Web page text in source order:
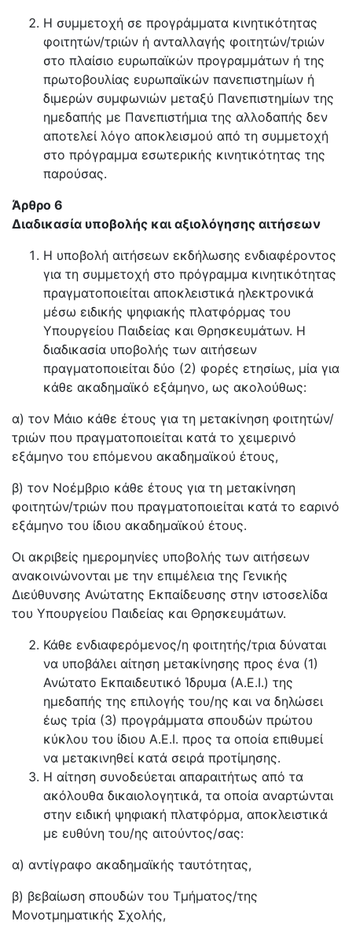
Η συμμετοχή σε προγράμματα κινητικότητας
φοιτητών/τριών ή ανταλλαγής φοιτητών/τριών
στο πλαίσιο ευρωπαϊκών προγραμμάτων ή της
πρωτοβουλίας ευρωπαϊκών πανεπιστημίων ή
διμερών συμφωνιών μεταξύ Πανεπιστημίων της
ημεδαπής με Πανεπιστήμια της αλλοδαπής δεν
αποτελεί λόγο αποκλεισμού από τη συμμετοχή
στο πρόγραμμα εσωτερικής κινητικότητας της
παρούσας.
Άρθρο 6
Διαδικασία υποβολής και αξιολόγησης αιτήσεων
Η υποβολή αιτήσεων εκδήλωσης ενδιαφέροντος
για τη συμμετοχή στο πρόγραμμα κινητικότητας
πραγματοποιείται αποκλειστικά ηλεκτρονικά
μέσω ειδικής ψηφιακής πλατφόρμας του
Υπουργείου Παιδείας και Θρησκευμάτων. Η
διαδικασία υποβολής των αιτήσεων
πραγματοποιείται δύο (2) φορές ετησίως, μία για
κάθε ακαδημαϊκό εξάμηνο, ως ακολούθως:
α) τον Μάιο κάθε έτους για τη μετακίνηση φοιτητών/
τριών που πραγματοποιείται κατά το χειμερινό
εξάμηνο του επόμενου ακαδημαϊκού έτους,
β) τον Νοέμβριο κάθε έτους για τη μετακίνηση
φοιτητών/τριών που πραγματοποιείται κατά το εαρινό
εξάμηνο του ίδιου ακαδημαϊκού έτους.
Οι ακριβείς ημερομηνίες υποβολής των αιτήσεων
ανακοινώνονται με την επιμέλεια της Γενικής
Διεύθυνσης Ανώτατης Εκπαίδευσης στην ιστοσελίδα
του Υπουργείου Παιδείας και Θρησκευμάτων.
Κάθε ενδιαφερόμενος/η φοιτητής/τρια δύναται
να υποβάλει αίτηση μετακίνησης προς ένα (1)
Ανώτατο Εκπαιδευτικό Ίδρυμα (Α.Ε.Ι.) της
ημεδαπής της επιλογής του/ης και να δηλώσει
έως τρία (3) προγράμματα σπουδών πρώτου
κύκλου του ίδιου Α.Ε.Ι. προς τα οποία επιθυμεί
να μετακινηθεί κατά σειρά προτίμησης.
Η αίτηση συνοδεύεται απαραιτήτως από τα
ακόλουθα δικαιολογητικά, τα οποία αναρτώνται
στην ειδική ψηφιακή πλατφόρμα, αποκλειστικά
με ευθύνη του/ης αιτούντος/σας:
α) αντίγραφο ακαδημαϊκής ταυτότητας,
β) βεβαίωση σπουδών του Τμήματος/της
Μονοτμηματικής Σχολής,